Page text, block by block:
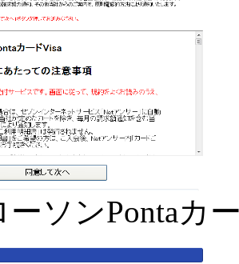
ーソンPontaカ